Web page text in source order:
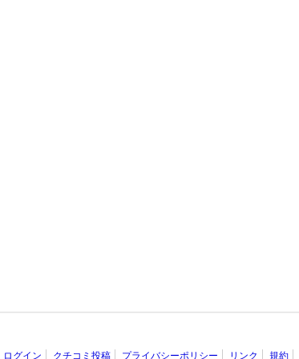
ログイン クチコミ投稿 プライバシーポリシー リンク 規約